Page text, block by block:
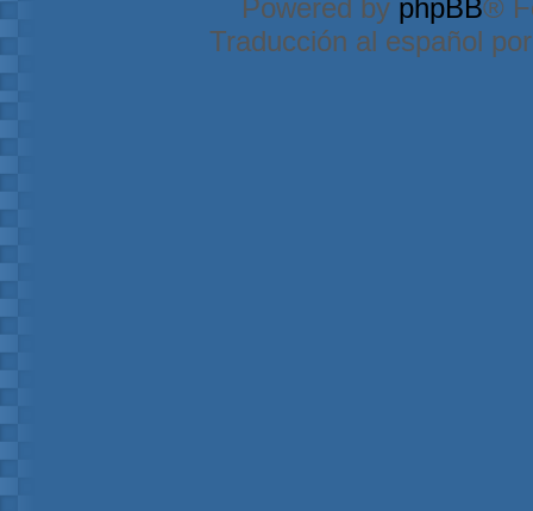
Powered by phpBB®
Traducción al español